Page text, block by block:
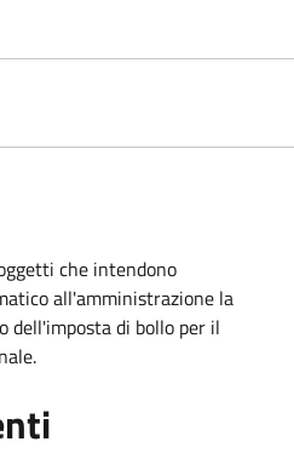
che intendono
all'amministrazione la
dell'imposta di bollo per il